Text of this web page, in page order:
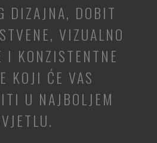
DIZAJNA, DOBIT
VIZUALNO
I KONZISTENTNE
KOJI ĆE VAS
U NAJBOLJEM